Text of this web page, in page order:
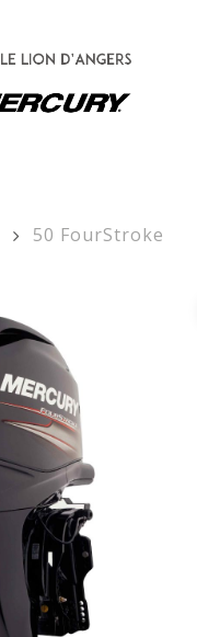
50 FourStroke